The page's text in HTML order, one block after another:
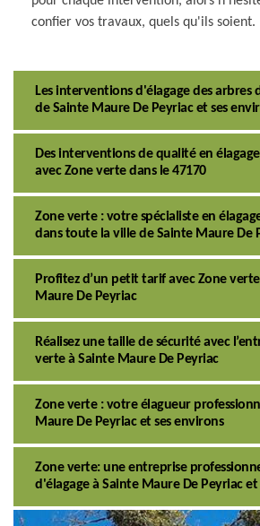
confier vos travaux, quels qu'ils soient.
Les interventions d'élagage des arbres
de Sainte Maure De Peyriac et ses
Des interventions de qualité en
avec Zone verte dans le 47170
Zone verte : votre spécialiste en
dans toute la ville de Sainte Maure De
Profitez d’un petit tarif avec Zone
Maure De Peyriac
Réalisez une taille de sécurité avec
verte à Sainte Maure De Peyriac
Zone verte : votre élagueur
Maure De Peyriac et ses environs
Zone verte: une entreprise
d'élagage à Sainte Maure De Peyriac et